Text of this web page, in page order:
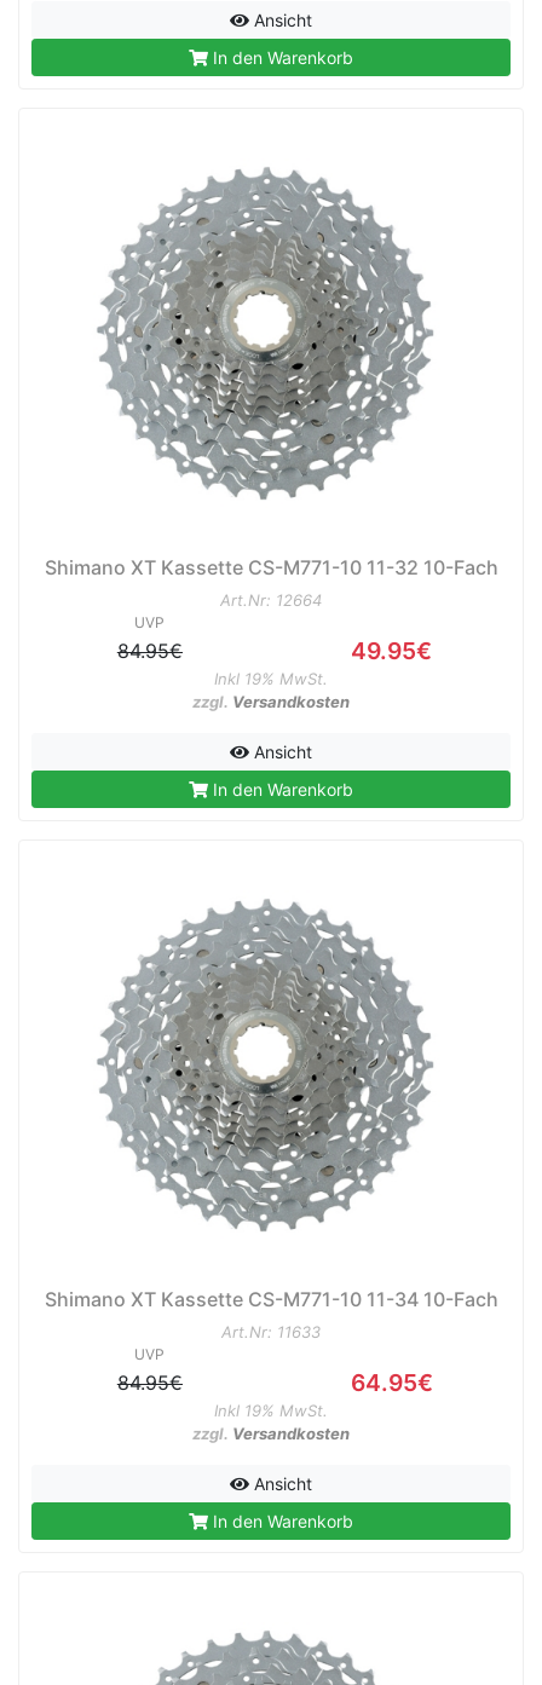
Ansicht
In den Warenkorb
Shimano XT Kassette CS-M771-10 11-32 10-Fach
Art.Nr: 12664
UVP
84.95€ 49.95€
Inkl 19% MwSt.
zzgl. Versandkosten
Ansicht
In den Warenkorb
Shimano XT Kassette CS-M771-10 11-34 10-Fach
Art.Nr: 11633
UVP
84.95€ 64.95€
Inkl 19% MwSt.
zzgl. Versandkosten
Ansicht
In den Warenkorb